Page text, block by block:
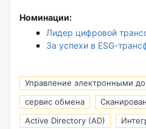
Номинации:
Лидер цифровой
За успехи в ESG-
Управление электронными
сервис обмена
Active Directory (AD)